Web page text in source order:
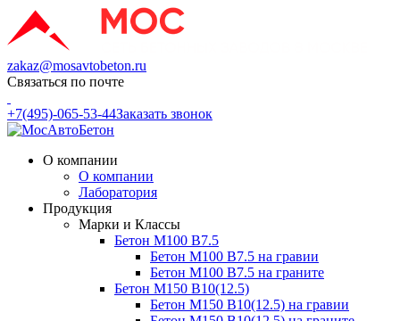
zakaz@mosavtobeton.ru
Связаться по почте
+7(495)-065-53-44Заказать звонок
О компании
О компании
Лаборатория
Продукция
Марки и Классы
Бетон М100 В7.5
Бетон М100 В7.5 на гравии
Бетон М100 В7.5 на граните
Бетон М150 В10(12.5)
Бетон М150 В10(12.5) на гравии